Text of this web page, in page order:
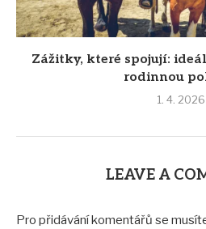
Zážitky, které spojují:
rodinnou
1. 4. 2026
LEAVE A
Pro přidávání komentářů se